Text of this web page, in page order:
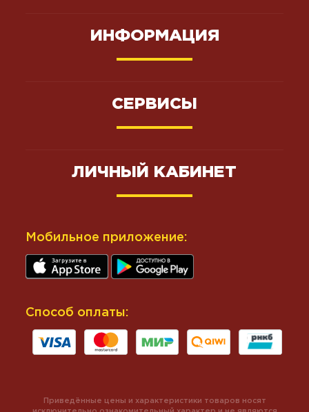
ИНФОРМАЦИЯ
СЕРВИСЫ
ЛИЧНЫЙ КАБИНЕТ
Мобильное приложение:
Способ оплаты:
Приведённые цены и характеристики товаров носят